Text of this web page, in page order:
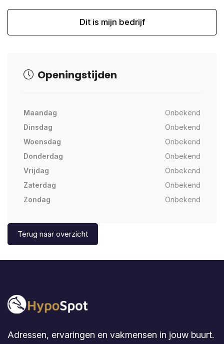
Dit is mijn bedrijf
Openingstijden
Maandag
Onbekend
Dinsdag
Onbekend
Woensdag
Onbekend
Donderdag
Onbekend
Vrijdag
Onbekend
Zaterdag
Onbekend
Zondag
Onbekend
Terug naar overzicht
Adressen, ervaringen en vakmensen in jouw buurt.